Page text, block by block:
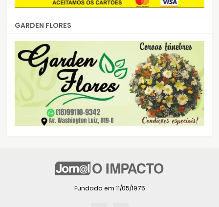
GARDEN FLORES
Fundado em 11/05/1975